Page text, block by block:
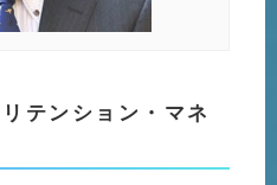
テンション・マネ